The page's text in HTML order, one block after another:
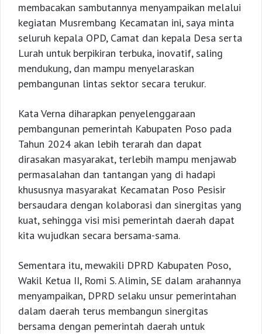
membacakan sambutannya menyampaikan melalui
kegiatan Musrembang Kecamatan ini, saya minta
seluruh kepala OPD, Camat dan kepala Desa serta
Lurah untuk berpikiran terbuka, inovatif, saling
mendukung, dan mampu menyelaraskan
pembangunan lintas sektor secara terukur.
Kata Verna diharapkan penyelenggaraan
pembangunan pemerintah Kabupaten Poso pada
Tahun 2024 akan lebih terarah dan dapat
dirasakan masyarakat, terlebih mampu menjawab
permasalahan dan tantangan yang di hadapi
khususnya masyarakat Kecamatan Poso Pesisir
bersaudara dengan kolaborasi dan sinergitas yang
kuat, sehingga visi misi pemerintah daerah dapat
kita wujudkan secara bersama-sama.
Sementara itu, mewakili DPRD Kabupaten Poso,
Wakil Ketua II, Romi S. Alimin, SE dalam arahannya
menyampaikan, DPRD selaku unsur pemerintahan
dalam daerah terus membangun sinergitas
bersama dengan pemerintah daerah untuk